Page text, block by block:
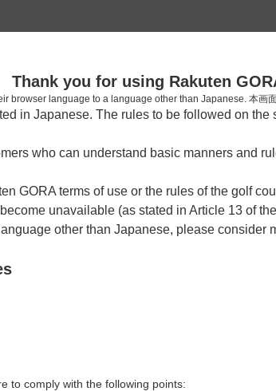
確認
ます。
た。
Thank you for using Rakuten
browser language to a language other than Japanese. 本画
in Japanese. The rules to be followed on
who can understand basic manners and
GORA terms of use or the rules of the golf
unavailable (as stated in Article 13 of
other than Japanese, please consider
to comply with the following points: